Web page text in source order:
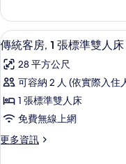
有
相
片
情
特
大
雙
人
床,
無
障
礙
客
房,
1
張
特
大
人
床,
障
顯
示
傳
統
客
房,
1
9
傳統客房, 1 張標準雙人床
28 平方公尺
可容納 2 人 (依實際入住
1 張標準雙人床
免費無線上網
更多資訊
更